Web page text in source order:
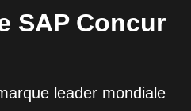
SAP Concur
leader mondiale